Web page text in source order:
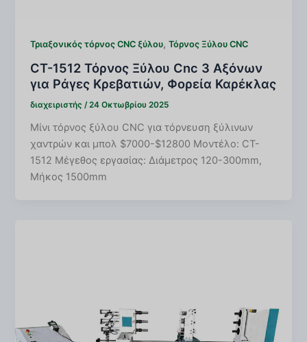
Τριαξονικός τόρνος CNC ξύλου,Τόρνος Ξύλου CNC
CT-1512 Τόρνος Ξύλου Cnc 3 Αξόνων
για Ράγες Κρεβατιών, Φορεία Καρέκλας
διαχειριστής/24 Οκτωβρίου 2025
Μίνι τόρνος ξύλου CNC για τόρνευση ξύλινων
χαντρών και μπολ $7000-$12800 Μοντέλο: CT-
1512 Μέγεθος εργασίας: Διάμετρος 120-300mm,
Μήκος 1500mm